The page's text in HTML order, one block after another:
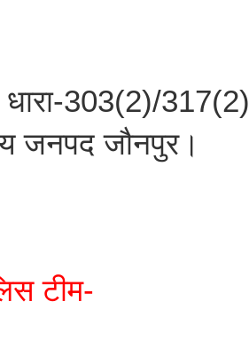
303(2)/317(2)
जनपद जौनपुर।
टीम-